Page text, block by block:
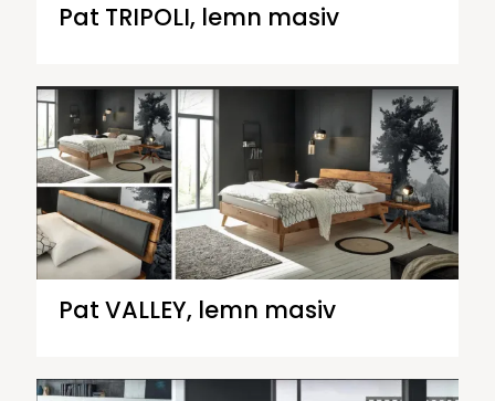
Pat TRIPOLI, lemn masiv
Pat VALLEY, lemn masiv